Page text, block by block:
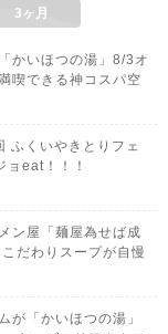
3ヶ月
かいほつの湯」8/3オ
喫できる神コスパ空
ふくいやきとりフェ
eat！！！
ン屋「麺屋為せば成
だわりスープが自慢
が「かいほつの湯」